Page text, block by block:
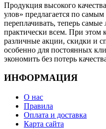
Продукция высокого
улов» предлагается по
переплачивать, теперь
практически всем. При этом
различные акции, скидки и
особенно для постоянных
экономить без потерь
ИНФОРМАЦИЯ
О нас
Правила
Оплата и доставка
Карта сайта